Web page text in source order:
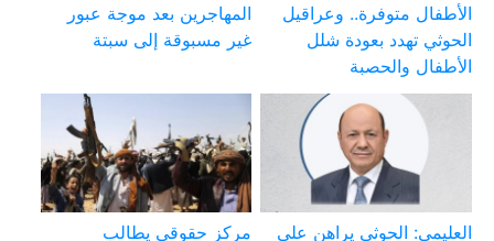
الأطفال متوفرة.. وعراقيل
الحوثي تهدد بعودة شلل
الأطفال والحصبة
المهاجرين بعد موجة عبور
غير مسبوقة إلى سبتة
العليمي: الحوثي يراهن على
مركز حقوقي يطالب